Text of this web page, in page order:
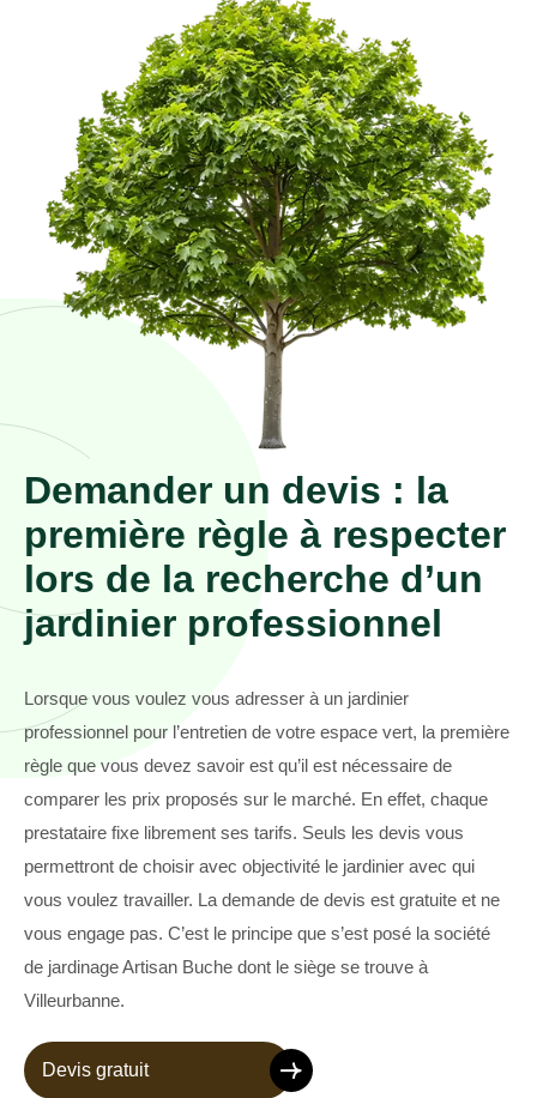
Demander un devis : la
première règle à respecter
lors de la recherche d’un
jardinier professionnel
Lorsque vous voulez vous adresser à un jardinier
professionnel pour l’entretien de votre espace vert, la première
règle que vous devez savoir est qu’il est nécessaire de
comparer les prix proposés sur le marché. En effet, chaque
prestataire fixe librement ses tarifs. Seuls les devis vous
permettront de choisir avec objectivité le jardinier avec qui
vous voulez travailler. La demande de devis est gratuite et ne
vous engage pas. C’est le principe que s’est posé la société
de jardinage Artisan Buche dont le siège se trouve à
Villeurbanne.
Devis gratuit